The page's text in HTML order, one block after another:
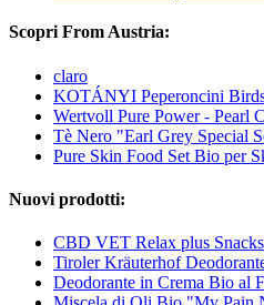
Scopri From Austria:
claro
KOTÁNYI Peperoncini
Wertvoll Pure Power - Pearl
Tè Nero "Earl Grey Special
Pure Skin Food Set Bio per
Nuovi prodotti:
CBD VET Relax plus Snacks
Tiroler Kräuterhof
Deodorante in Crema Bio al